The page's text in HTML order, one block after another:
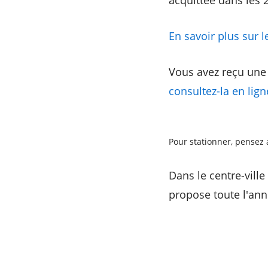
En savoir plus sur
Vous avez reçu
consultez-la en
Pour stationner,
Dans le centre-
propose toute